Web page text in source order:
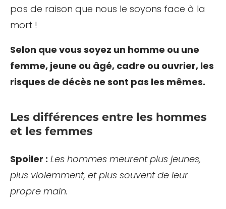
pas de raison que nous le soyons face à la
mort !
Selon que vous soyez un homme ou une
femme, jeune ou âgé, cadre ou ouvrier, les
risques de décès ne sont pas les mêmes.
Les différences entre les hommes
et les femmes
Spoiler : Les hommes meurent plus jeunes,
plus violemment, et plus souvent de leur
propre main.